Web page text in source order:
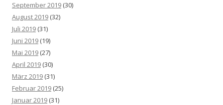
September 2019 (30)
August 2019 (32)
Juli 2019 (31)
Juni 2019 (19)
Mai 2019 (27)
April 2019 (30)
März 2019 (31)
Februar 2019 (25)
Januar 2019 (31)